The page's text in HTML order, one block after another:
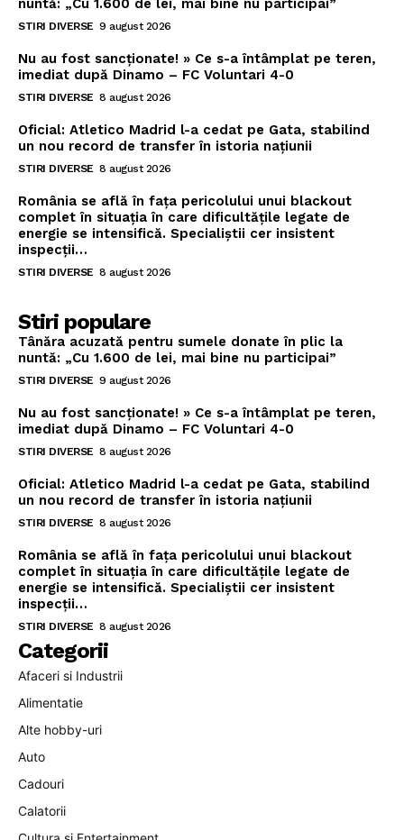
nuntă: „Cu 1.600 de lei, mai bine nu participai”
STIRI DIVERSE 9 august 2026
Nu au fost sancționate! » Ce s-a întâmplat pe teren,
imediat după Dinamo – FC Voluntari 4-0
STIRI DIVERSE 8 august 2026
Oficial: Atletico Madrid l-a cedat pe Gata, stabilind
un nou record de transfer în istoria națiunii
STIRI DIVERSE 8 august 2026
România se află în fața pericolului unui blackout
complet în situația în care dificultățile legate de
energie se intensifică. Specialiștii cer insistent
inspecții…
STIRI DIVERSE 8 august 2026
Stiri populare
Tânăra acuzată pentru sumele donate în plic la
nuntă: „Cu 1.600 de lei, mai bine nu participai”
STIRI DIVERSE 9 august 2026
Nu au fost sancționate! » Ce s-a întâmplat pe teren,
imediat după Dinamo – FC Voluntari 4-0
STIRI DIVERSE 8 august 2026
Oficial: Atletico Madrid l-a cedat pe Gata, stabilind
un nou record de transfer în istoria națiunii
STIRI DIVERSE 8 august 2026
România se află în fața pericolului unui blackout
complet în situația în care dificultățile legate de
energie se intensifică. Specialiștii cer insistent
inspecții…
STIRI DIVERSE 8 august 2026
Categorii
Afaceri si Industrii
Alimentatie
Alte hobby-uri
Auto
Cadouri
Calatorii